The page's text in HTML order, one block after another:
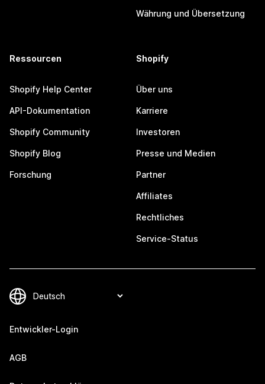
Währung und Übersetzung
Ressourcen
Shopify Help Center
API-Dokumentation
Shopify Community
Shopify Blog
Forschung
Shopify
Über uns
Karriere
Investoren
Presse und Medien
Partner
Affiliates
Rechtliches
Service-Status
Entwickler-Login
AGB